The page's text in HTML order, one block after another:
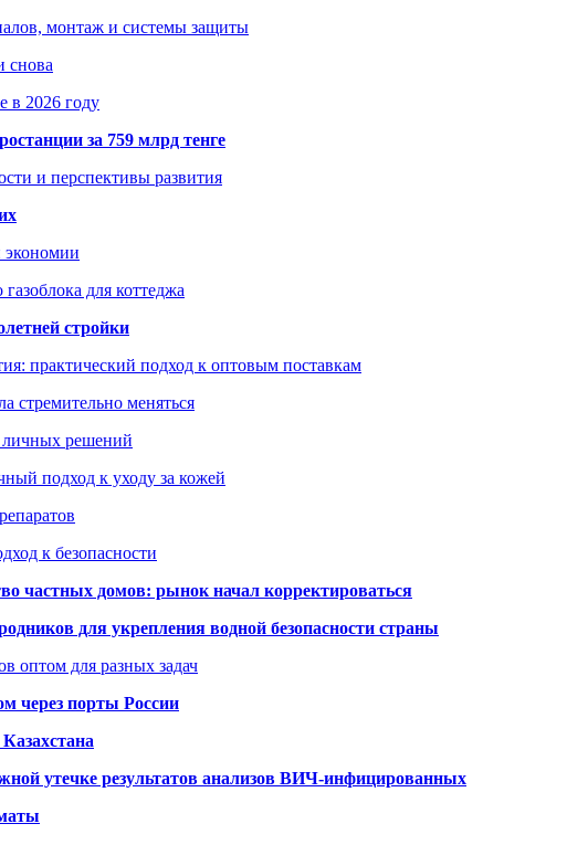
монтаж и системы защиты
снова
в 2026 году
за 759 млрд тенге
и перспективы развития
экономии
для коттеджа
стройки
практический подход к оптовым поставкам
стремительно меняться
личных решений
подход к уходу за кожей
к безопасности
частных домов: рынок начал корректироваться
для укрепления водной безопасности страны
оптом для разных задач
через порты России
утечке результатов анализов ВИЧ-инфицированных